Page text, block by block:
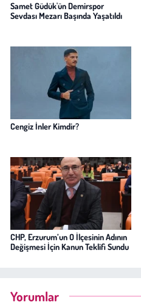
Samet Güdük'ün Demirspor
Sevdası Mezarı Başında Yaşatıldı
Cengiz İnler Kimdir?
CHP, Erzurum’un O İlçesinin Adının
Değişmesi İçin Kanun Teklifi Sundu
Yorumlar